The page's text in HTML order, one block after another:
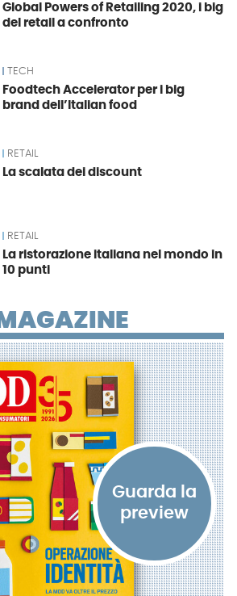
Global Powers of Retailing 2020, i big
del retail a confronto
TECH
Foodtech Accelerator per i big
brand dell’Italian food
RETAIL
La scalata dei discount
RETAIL
La ristorazione italiana nel mondo in
10 punti
MAGAZINE